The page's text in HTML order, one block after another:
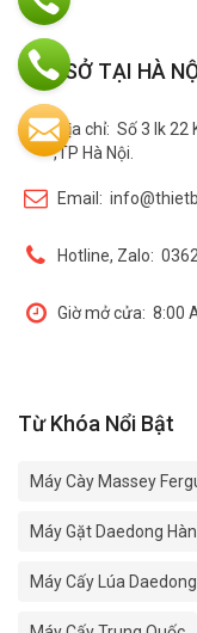
TRỤ SỞ TẠI HÀ
Địa chỉ: Số 3 lk 22
,TP Hà Nội.
Email:
Hotline, Zalo:
Giờ mở cửa: 8:00
Từ Khóa Nổi Bật
Máy Cày Massey
Máy Gặt Daedong
Máy Cấy Lúa